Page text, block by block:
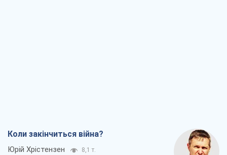
Коли закінчиться війна?
Юрій Хрістензен 8,1 т.